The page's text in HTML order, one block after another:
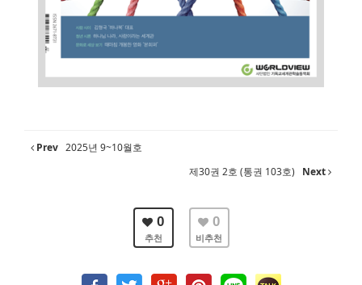
Prev 2025년 9~10월호
제30권 2호 (통권 103호)
Next
0
추천
0
비추천